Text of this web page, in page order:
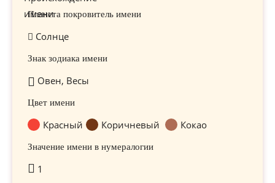
Планета покровитель имени
Солнце
Знак зодиака имени
Овен, Весы
Цвет имени
Красный Коричневый Кокао
Значение имени в нумералогии
1